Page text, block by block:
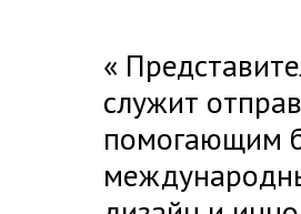
«
служит
помогающим